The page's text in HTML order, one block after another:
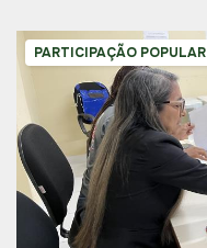
PARTICIPAÇÃO POPULAR